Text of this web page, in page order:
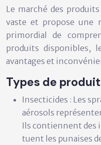
Le marché des
vaste et propose une
primordial de
produits disponibles,
avantages et
Types de
Insecticides : Les
aérosols
Ils contiennent des
tuent les punaises